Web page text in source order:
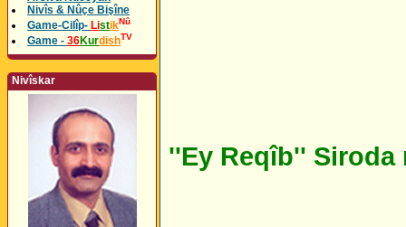
Nivîs & Nûçe Bişîne
Game-Cilîp- ListikNû
Game - 36KurdishTV
Nivîskar
''Ey Reqîb'' Siroda